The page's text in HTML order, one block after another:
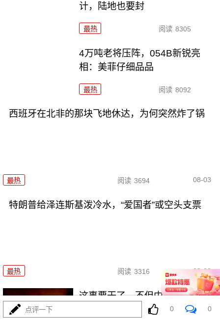
计，陆地也要封
最热 阅读 8305
4万吨老将压阵，054B新锐亮
相：美菲仔细品品
最热 阅读 8092
西班牙在北非的那块飞地休达，为何突然炸了锅
最热 阅读 3694 08-03
特朗普给泽连斯基泼冷水，“爱国者”或空头支票
最热 阅读 3316 08-03
这事要干了，不但中东要爆，世
点评一下 0 0